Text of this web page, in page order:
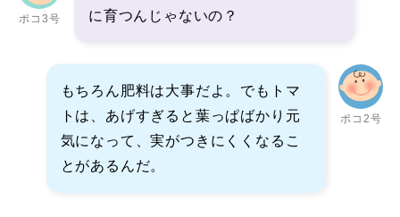
ポコ3号
に育つんじゃないの？
ポコ2号
もちろん肥料は大事だよ。でもトマ
トは、あげすぎると葉っぱばかり元
気になって、実がつきにくくなるこ
とがあるんだ。